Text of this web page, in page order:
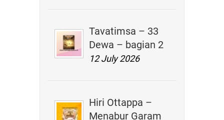
Tavatimsa – 33
Dewa – bagian 2
12 July 2026
Hiri Ottappa –
Menabur Garam